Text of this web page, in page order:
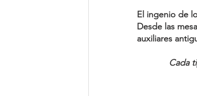
El ingenio de
Desde las
auxiliares
Cada